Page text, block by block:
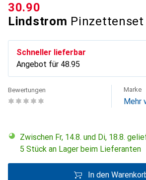
Lindstrom
CHF
30.90
Schneller lieferbar
Angebot für CHF
48.95
Bewertungen Marke
Mehr
Zwischen Fr, 14.8. und Di, 18.8.
5 Stück an Lager beim Lieferanten
In den